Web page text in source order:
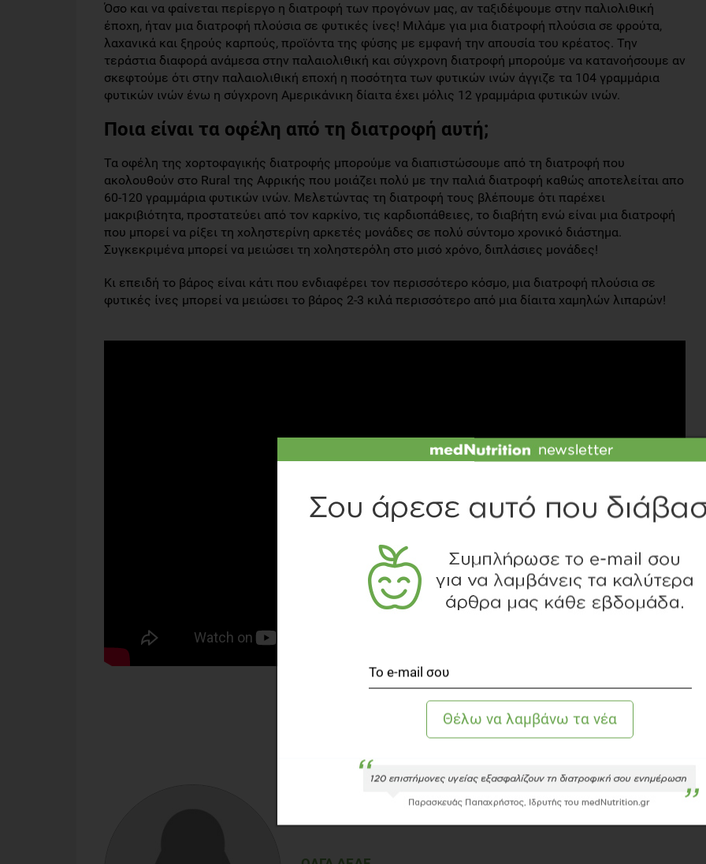
Όσο και να φαίνεται περίεργο η διατροφή των προγόνων μας, αν ταξιδέψουμε στην παλιολιθική
έποχη, ήταν μια διατροφή πλούσια σε φυτικές ίνες! Μιλάμε για μια διατροφή πλούσια σε φρούτα,
λαχανικά και ξηρούς καρπούς, προϊόντα της φύσης με εμφανή την απουσία του κρέατος. Την
τεράστια διαφορά ανάμεσα στην παλαιολιθική και σύγχρονη διατροφή μπορούμε να κατανοήσουμε αν
σκεφτούμε ότι στην παλαιολιθική εποχή η ποσότητα των φυτικών ινών άγγιζε τα 104 γραμμάρια
φυτικών ινών ένω η σύγχρονη Αμερικάνικη δίαιτα έχει μόλις 12 γραμμάρια φυτικών ινών.
Ποια είναι τα οφέλη από τη διατροφή αυτή;
Τα οφέλη της χορτοφαγικής διατροφής μπορούμε να διαπιστώσουμε από τη διατροφή που
ακολουθούν στο Rural της Αφρικής που μοιάζει πολύ με την παλιά διατροφή καθώς αποτελείται απο
60-120 γραμμάρια φυτικών ινών. Μελετώντας τη διατροφή τους βλέπουμε ότι παρέχει
μακριβιότητα, προστατεύει από τον καρκίνο, τις καρδιοπάθειες, το διαβήτη ενώ είναι μια διατροφή
που μπορεί να ρίξει τη χοληστερίνη αρκετές μονάδες σε πολύ σύντομο χρονικό διάστημα.
Συγκεκριμένα μπορεί να μειώσει τη χοληστερόλη στο μισό χρόνο, διπλάσιες μονάδες!
Κι επειδή το βάρος είναι κάτι που ενδιαφέρει τον περισσότερο κόσμο, μια διατροφή πλούσια σε
φυτικές ίνες μπορεί να μειώσει το βάρος 2-3 κιλά περισσότερο από μια δίαιτα χαμηλών λιπαρών!